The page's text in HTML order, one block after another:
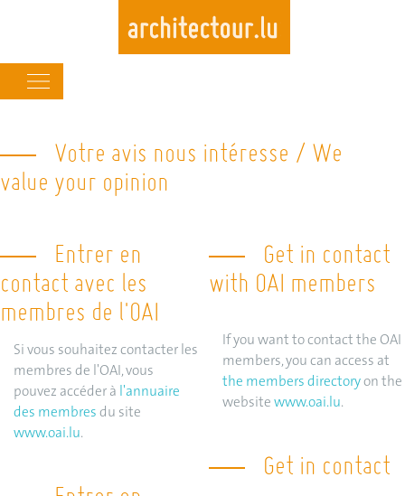
main
navigation
Votre avis nous intéresse / We
value your opinion
Entrer en
contact avec les
membres de l'OAI
Si vous souhaitez contacter les
membres de l'OAI, vous
pouvez accéder à l'annuaire
des membres du site
www.oai.lu.
Get in contact
with OAI members
If you want to contact the OAI
members, you can access at
the members directoryon the
website www.oai.lu.
Get in contact